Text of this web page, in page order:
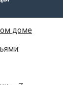
доме